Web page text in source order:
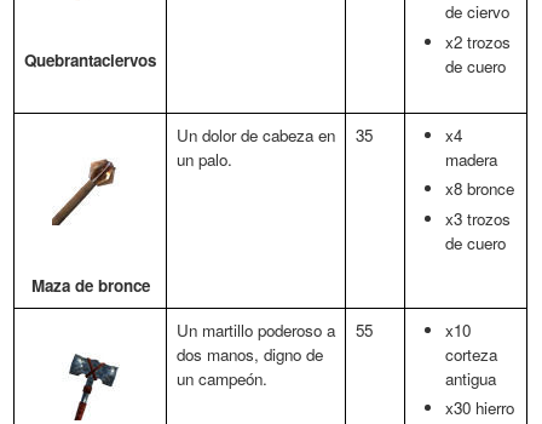
Quebrantaciervos
de ciervo
x2 trozos
de cuero
Maza de bronce
Un dolor de cabeza en
un palo.
35
x4
madera
x8 bronce
x3 trozos
de cuero
Un martillo poderoso a
dos manos, digno de
un campeón.
55
x10
corteza
antigua
x30 hierro